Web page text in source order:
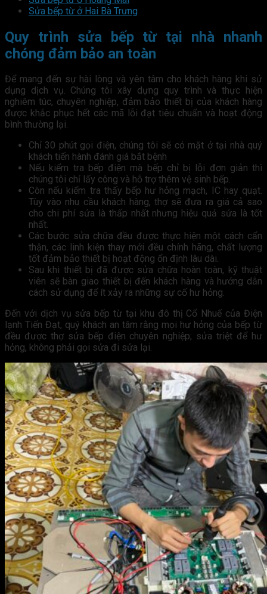
Sửa bếp từ ở Hai Bà Trưng
Quy trình sửa bếp từ tại nhà nhanh
chóng đảm bảo an toàn
Để mang đến sự hài lòng và yên tâm cho khách hàng khi sử
dụng dịch vụ. Chúng tôi xây dựng quy trình và thực hiện
nghiêm túc, chuyên nghiệp, đảm bảo thiết bị của khách hàng
được khắc phục hết các mã lỗi đạt tiêu chuẩn và hoạt động
bình thường lại.
Chỉ 30 phút gọi điện, chúng tôi sẽ có mặt ở tại nhà quý
khách tiến hành đánh giá bắt bệnh
Nếu kiểm tra bếp điện mà bếp chỉ bị lỗi đơn giản thì
chúng tôi chỉ lấy công và hỗ trợ thêm vệ sinh bếp.
Còn nếu kiểm tra thấy bếp hư hỏng mạch, IC hay quạt.
Tùy vào nhu cầu khách hàng, thợ sẽ đưa ra giá cả sao
cho chi phí sửa là thấp nhất nhưng hiệu quả sửa là tốt
nhất.
Các bước sửa chữa đều được thực hiện một cách cẩn
thận, các linh kiện thay mới đều chính hãng, chất lượng
tốt đảm bảo thiết bị hoạt động ổn định lâu dài.
Sau khi thiết bị đã được sửa chữa hoàn toàn, kỹ thuật
viên sẽ bàn giao thiết bị đến khách hàng và hướng dẫn
cách sử dụng để ít xảy ra những sự cố hư hỏng.
Đến với dịch vụ sửa bếp từ tại khu đô thị Cổ Nhuế của Điện
lạnh Tiến Đạt, quý khách an tâm rằng mọi hư hỏng của bếp từ
đều được thợ sửa bếp điện chuyên nghiệp; sửa triệt để hư
hỏng, không phải gọi sửa đi sửa lại.